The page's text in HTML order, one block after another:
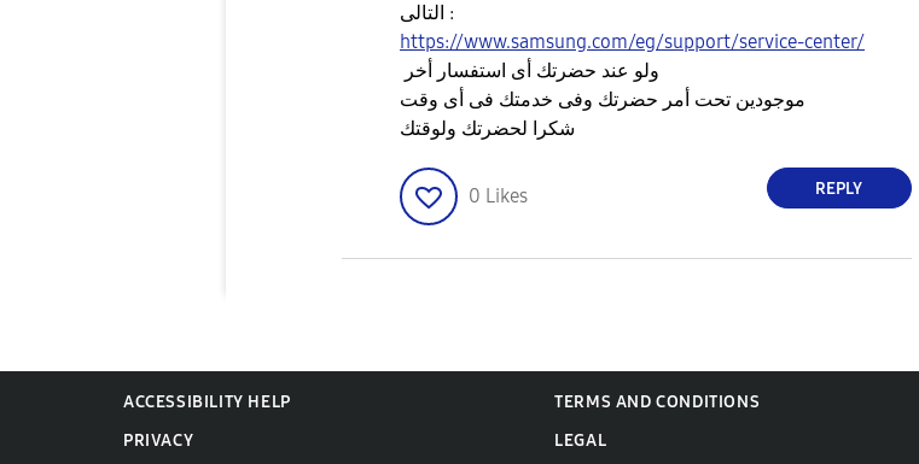
التالى :
https://www.samsung.com/eg/support/service-center/
ولو عند حضرتك أى استفسار أخر
موجودين تحت أمر حضرتك وفى خدمتك فى أى وقت
0 Likes REPLY
ACCESSIBILITY HELP
TERMS AND CONDITIONS
PRIVACY
LEGAL